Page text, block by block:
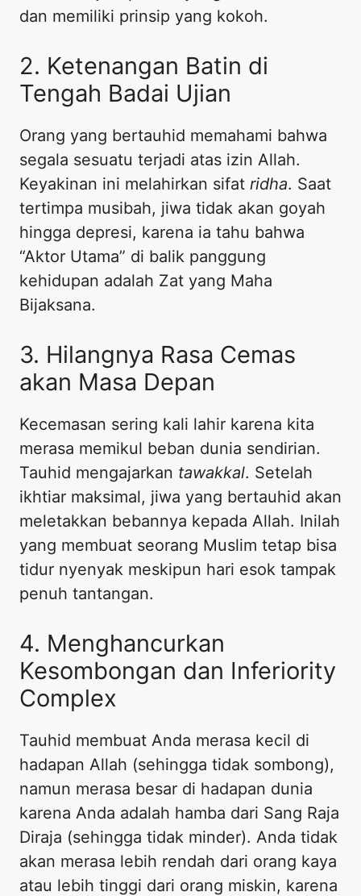
dan memiliki prinsip yang kokoh.
2. Ketenangan Batin di
Tengah Badai Ujian
Orang yang bertauhid memahami bahwa
segala sesuatu terjadi atas izin Allah.
Keyakinan ini melahirkan sifat ridha. Saat
tertimpa musibah, jiwa tidak akan goyah
hingga depresi, karena ia tahu bahwa
“Aktor Utama” di balik panggung
kehidupan adalah Zat yang Maha
Bijaksana.
3. Hilangnya Rasa Cemas
akan Masa Depan
Kecemasan sering kali lahir karena kita
merasa memikul beban dunia sendirian.
Tauhid mengajarkan tawakkal. Setelah
ikhtiar maksimal, jiwa yang bertauhid akan
meletakkan bebannya kepada Allah. Inilah
yang membuat seorang Muslim tetap bisa
tidur nyenyak meskipun hari esok tampak
penuh tantangan.
4. Menghancurkan
Kesombongan dan Inferiority
Complex
Tauhid membuat Anda merasa kecil di
hadapan Allah (sehingga tidak sombong),
namun merasa besar di hadapan dunia
karena Anda adalah hamba dari Sang Raja
Diraja (sehingga tidak minder). Anda tidak
akan merasa lebih rendah dari orang kaya
atau lebih tinggi dari orang miskin, karena